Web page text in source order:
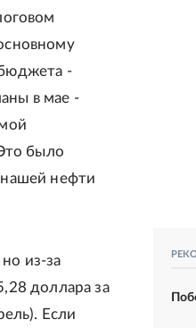
-
в мае -
было
нашей нефти
из-за
доллара за
Если